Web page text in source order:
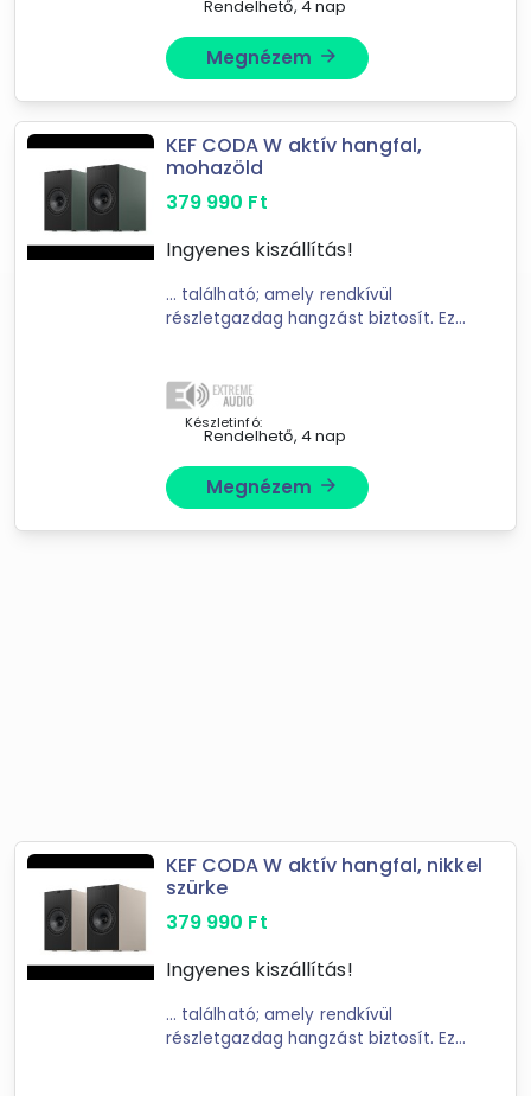
Forgalmazók
Extremeaudio
mysoft.hu
GRX ELEKTRO OUTLET
XuPe.hu
Motomotors
Alkatreszekrobogohoz.hu
Rendelhető, 4 nap
Megnézem arrow_forward
KEF CODA W aktív hangfal,
mohazöld
379 990 Ft
Ingyenes kiszállítás!
... található; amely rendkívül
részletgazdag hangzást biztosít. Ez
szimulációkon és precíz mérnöki
munkán alapul ...
Készletinfó:
Rendelhető, 4 nap
Megnézem arrow_forward
KEF CODA W aktív hangfal, nikkel
szürke
379 990 Ft
Ingyenes kiszállítás!
... található; amely rendkívül
részletgazdag hangzást biztosít. Ez